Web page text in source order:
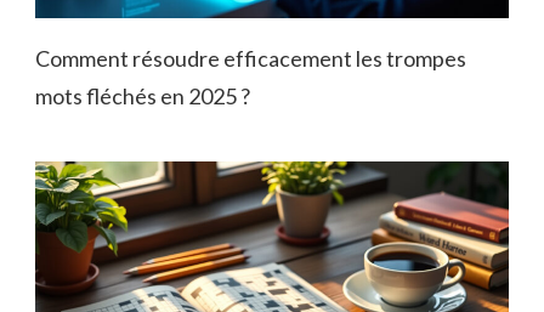
Comment résoudre efficacement les trompes
mots fléchés en 2025 ?